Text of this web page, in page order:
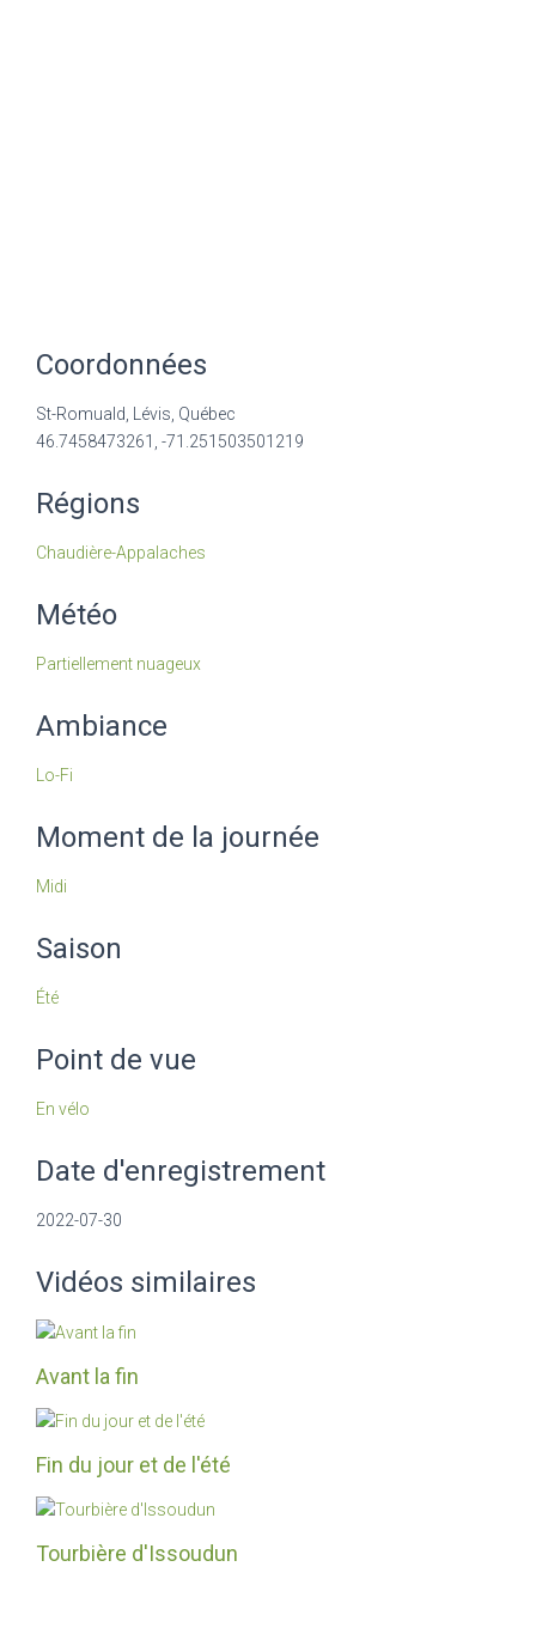
Coordonnées
St-Romuald, Lévis, Québec
46.7458473261, -71.251503501219
Régions
Chaudière-Appalaches
Météo
Partiellement nuageux
Ambiance
Lo-Fi
Moment de la journée
Midi
Saison
Été
Point de vue
En vélo
Date d'enregistrement
2022-07-30
Vidéos similaires
Avant la fin
Fin du jour et de l'été
Tourbière d'Issoudun